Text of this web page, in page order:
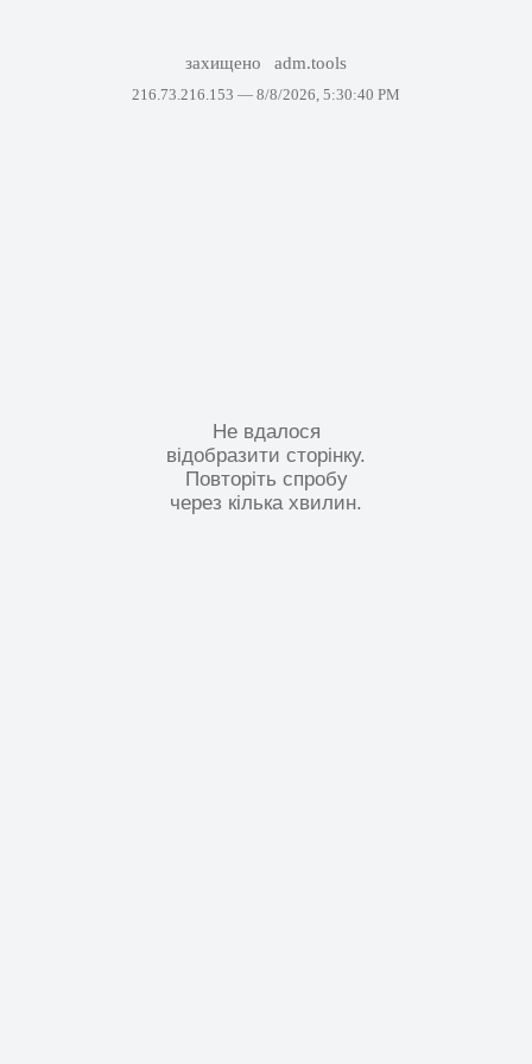
захищено adm.tools
216.73.216.153 — 8/8/2026, 5:30:40 PM
Не вдалося
відобразити сторінку.
Повторіть спробу
через кілька хвилин.